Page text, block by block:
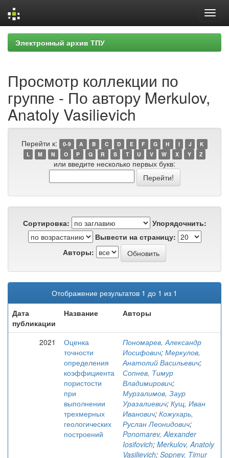
Skip
navigation
Электронный архив ТПУ
Просмотр коллекции по
группе - По автору Merkulov,
Anatoly Vasilievich
Перейти к: 0-9 A B C D E F G H I J
K
L
M N O P Q R S T U V W X Y Z
или введите несколько первых букв:
Сортировка:
Упорядочнить:
Вывести на страницу:
Авторы:
Отображение результатов 1 до 1 из 1
Дата
публикации
Название Авторы
2021
Оценка
точности
определения
коэффициента
пористости
при
выполнении
трехмерных
геологических
построений
Пономарев, Александр
Иосифович; Меркулов,
Анатолий Васильевич;
Сопнев, Тимур
Владимирович;
Мурзалимов, Заур
Уразалиевич; Кущ, Иван
Иванович; Кожухарь,
Руслан Леонидович;
Ponomarev, Alexander
Iosifovich; Merkulov, Anatoly
Vasilievich; Sopnev, Timur